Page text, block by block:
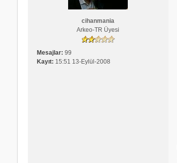
cihanmania
Arkeo-TR Üyesi
Mesajlar: 99
Kayıt: 15:51 13-Eylül-2008